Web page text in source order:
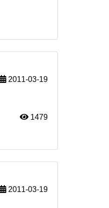
2011-03-19
1479
2011-03-19